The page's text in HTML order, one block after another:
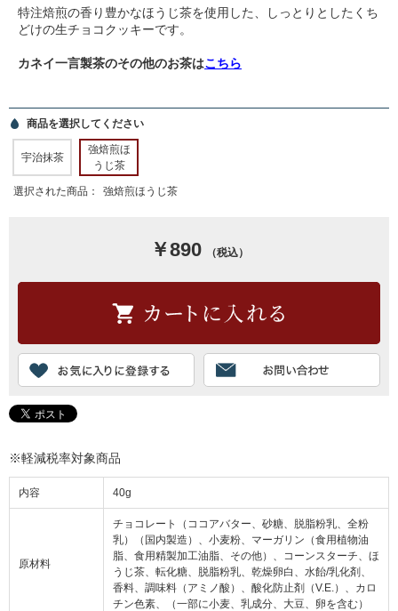
特注焙煎の香り豊かなほうじ茶を使用した、しっとりとしたくち
どけの生チョコクッキーです。
カネイ一言製茶のその他のお茶はこちら
商品を選択してください
宇治抹茶
強焙煎ほ
うじ茶
選択された商品： 強焙煎ほうじ茶
￥890 （税込）
※軽減税率対象商品
内容 40g
原材料
チョコレート（ココアバター、砂糖、脱脂粉乳、全粉
乳）（国内製造）、小麦粉、マーガリン（食用植物油
脂、食用精製加工油脂、その他）、コーンスターチ、ほ
うじ茶、転化糖、脱脂粉乳、乾燥卵白、水飴/乳化剤、
香料、調味料（アミノ酸）、酸化防止剤（V.E.）、カロ
チン色素、（一部に小麦、乳成分、大豆、卵を含む）